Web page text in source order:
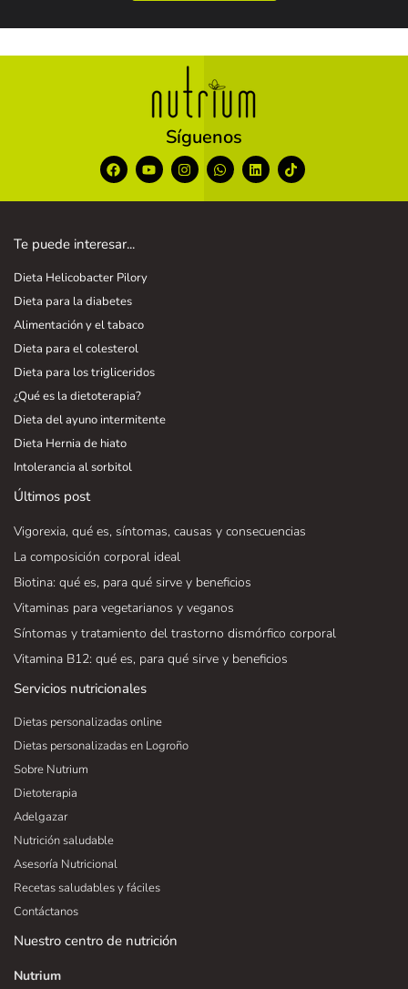
Síguenos
Nuestro centro de nutrición
Nutrium
Servicios nutricionales
Dietas personalizadas online
Dietas personalizadas en Logroño
Sobre Nutrium
Dietoterapia
Adelgazar
Nutrición saludable
Asesoría Nutricional
Recetas saludables y fáciles
Contáctanos
Últimos post
Vigorexia, qué es, síntomas, causas y consecuencias
La composición corporal ideal
Biotina: qué es, para qué sirve y beneficios
Vitaminas para vegetarianos y veganos
Síntomas y tratamiento del trastorno dismórfico corporal
Vitamina B12: qué es, para qué sirve y beneficios
Te puede interesar...
Dieta Helicobacter Pilory
Dieta para la diabetes
Alimentación y el tabaco
Dieta para el colesterol
Dieta para los trigliceridos
¿Qué es la dietoterapia?
Dieta del ayuno intermitente
Dieta Hernia de hiato
Intolerancia al sorbitol